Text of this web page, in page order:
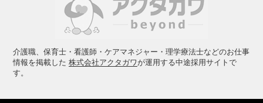
介護職、保育士・看護師・ケアマネジャー・理学療法士などのお仕事
情報を掲載した株式会社アクタガワが運用する中途採用サイトで
す。